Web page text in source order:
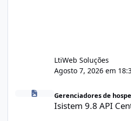
LtiWeb Soluções
Agosto 7, 2026 em
Isistem 9.8 API CentOS Web Panel
Gerenciadores de
Isistem 9.8 API